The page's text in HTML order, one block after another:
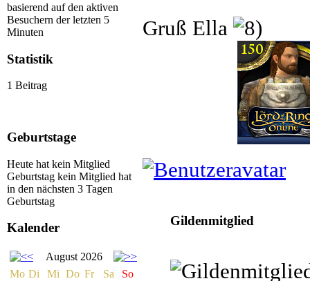
basierend auf den aktiven
Besuchern der letzten 5
Minuten
Statistik
1 Beitrag
Geburtstage
Heute hat kein Mitglied
Geburtstag kein Mitglied hat
in den nächsten 3 Tagen
Geburtstag
Kalender
August 2026
Mo Di Mi Do Fr Sa
So
Gruß Ella
Gildenmitglied